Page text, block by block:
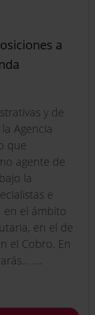
a
y de
Agencia
que
agente de
la
e
en el ámbito
en el de
el Cobro. En
....